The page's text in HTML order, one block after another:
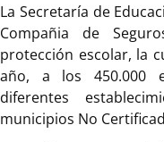
La Secretaría de
Compañia de
protección escolar, la
año, a los 450.000
diferentes
municipios No